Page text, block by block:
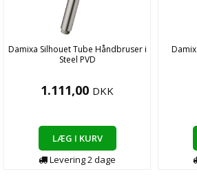
Damixa Silhouet Tube Håndbruser i
Steel PVD
1.111,00 DKK
LÆG I KURV
Levering2dage